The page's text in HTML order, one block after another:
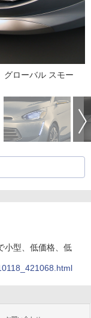
グローバル スモー
小型、低価格、低